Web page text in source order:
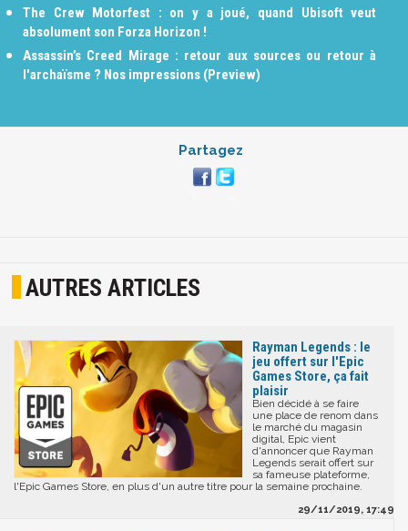
The Crew Motorfest : on y a joué, quand Ubisoft veut
absolument son Forza Horizon !
Assassin’s Creed Mirage : retour aux sources ou retour à
l'archaïsme ? Nos impressions (Preview)
Partagez
AUTRES ARTICLES
Rayman Legends : le
jeu offert sur l'Epic
Games Store, ça fait
plaisir
Bien décidé à se faire
une place de renom dans
le marché du magasin
digital, Epic vient
d'annoncer que Rayman
Legends serait offert sur
sa fameuse plateforme,
l'Epic Games Store, en plus d'un autre titre pour la semaine prochaine.
29/11/2019, 17:49